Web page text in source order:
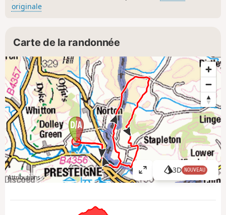
originale
Carte de la randonnée
Attributions
A
ff
3D NOUVEAU